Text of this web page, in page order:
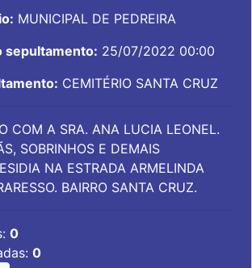
MUNICIPAL DE PEDREIRA
sepultamento: 25/07/2022 00:00
CEMITÉRIO SANTA CRUZ
COM A SRA. ANA LUCIA LEONEL.
SOBRINHOS E DEMAIS
NA ESTRADA ARMELINDA
BAIRRO SANTA CRUZ.
0
0